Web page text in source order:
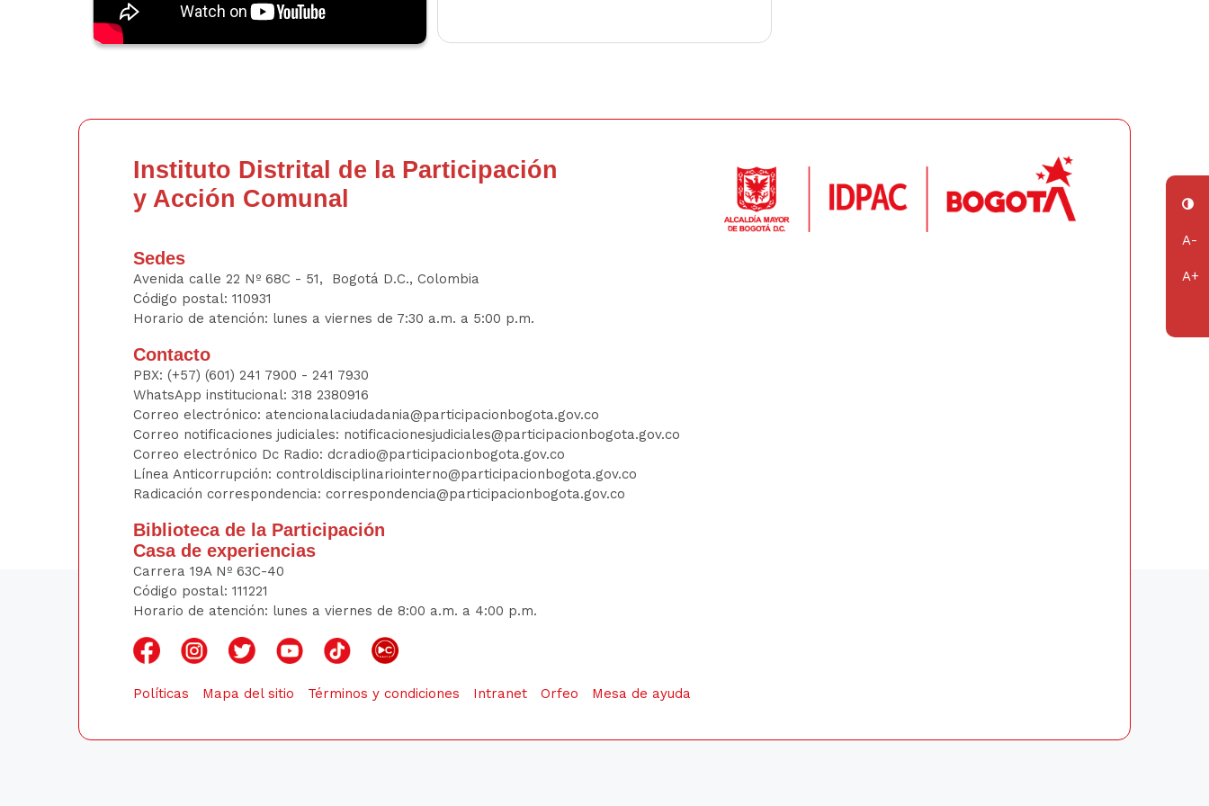
Instituto Distrital de la Participación
y Acción Comunal
Sedes
Avenida calle 22 Nº 68C - 51, Bogotá D.C., Colombia
Código postal: 110931
Horario de atención: lunes a viernes de 7:30 a.m. a 5:00 p.m.
Contacto
PBX: (+57) (601) 241 7900 - 241 7930
WhatsApp institucional: 318 2380916
Correo electrónico: atencionalaciudadania@participacionbogota.gov.co
Correo notificaciones judiciales: notificacionesjudiciales@participacionbogota.gov.co
Correo electrónico Dc Radio: dcradio@participacionbogota.gov.co
Línea Anticorrupción: controldisciplinariointerno@participacionbogota.gov.co
Radicación correspondencia: correspondencia@participacionbogota.gov.co
Biblioteca de la Participación
Casa de experiencias
Carrera 19A Nº 63C-40
Código postal: 111221
Horario de atención: lunes a viernes de 8:00 a.m. a 4:00 p.m.
Políticas Mapa del sitio Términos y condiciones Intranet Orfeo Mesa de ayuda